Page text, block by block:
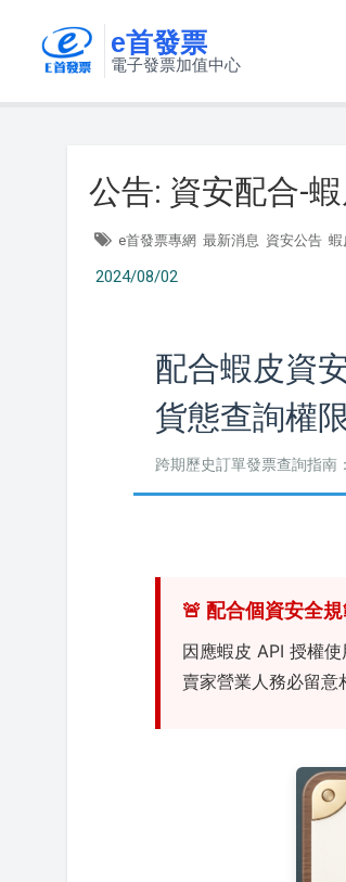
e首發票
電子發票加值中心
公告: 資安配合-
e首發票專網 最新消息 資安公告 蝦
2024/08/02
配合蝦皮資
貨態查詢權
跨期歷史訂單發票查詢指南
🚨 配合個資安全
因應蝦皮 API 授權
賣家營業人務必留意